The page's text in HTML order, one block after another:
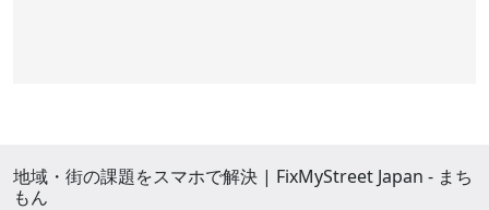
地域・街の課題をスマホで解決 | FixMyStreet Japan - まち
もん